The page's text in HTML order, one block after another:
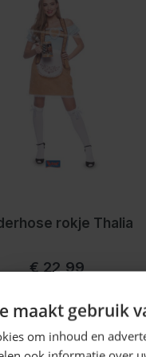
rokje Thalia
Vanaf
€ 22,99
maakt gebruik
om inhoud en